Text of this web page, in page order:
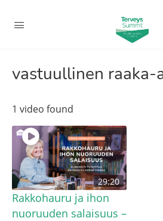
vastuullinen raaka-
1 video found
29:20
Rakkohauru ja ihon
nuoruuden salaisuus –